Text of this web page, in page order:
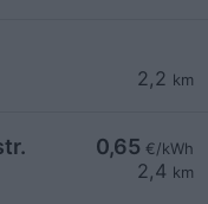
2,2 km
0,65 €/kWh
2,4 km